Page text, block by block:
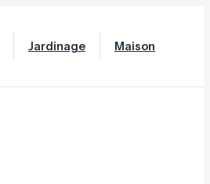
Jardinage Maison